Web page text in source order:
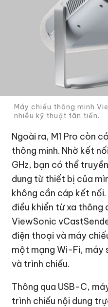
Máy chiếu thông minh
nhiều kỹ thuật tân tiến.
Ngoài ra, M1 Pro còn
thông minh. Nhờ kết
GHz, bạn có thể
dung từ thiết bị của
không cần cáp kết
điều khiển từ xa thông
ViewSonic
điện thoại và máy
một mạng Wi-Fi, máy
và trình chiếu.
Thông qua USB-C,
trình chiếu nội dung